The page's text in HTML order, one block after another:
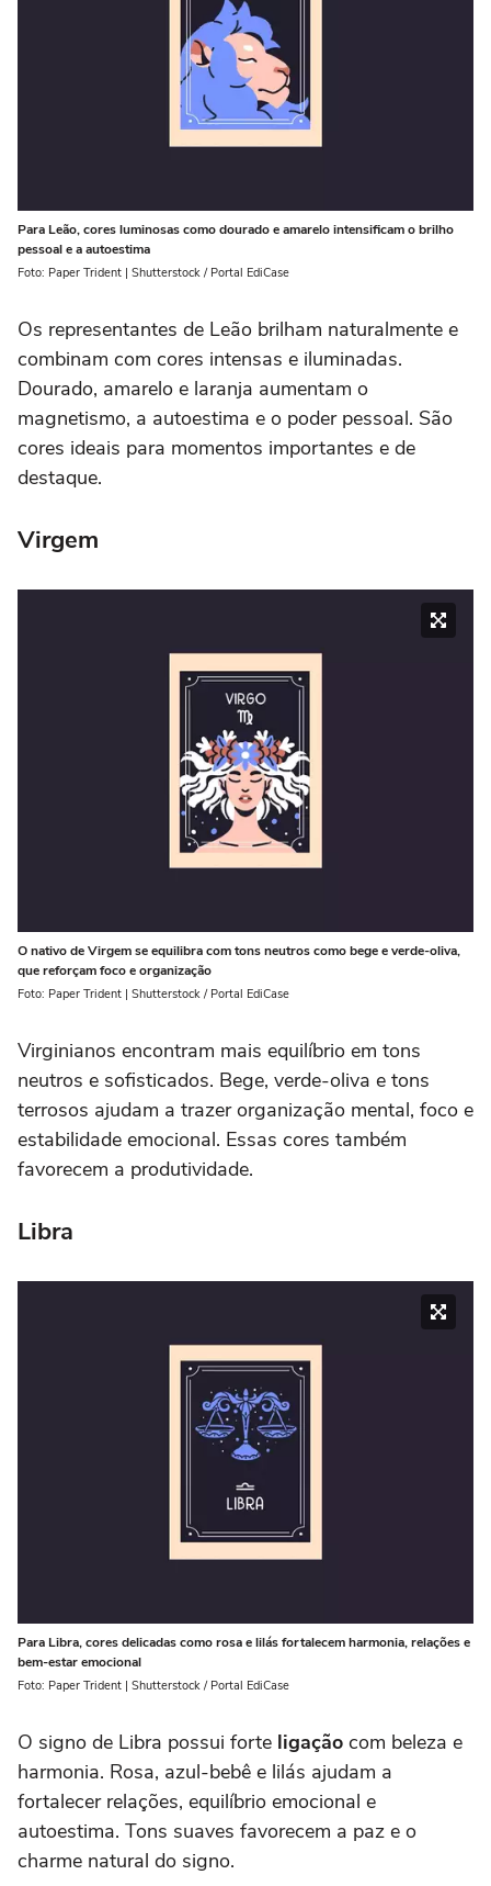
Para Leão, cores luminosas como dourado e amarelo intensificam o brilho
pessoal e a autoestima
Foto: Paper Trident | Shutterstock / Portal EdiCase
Os representantes de Leão brilham naturalmente e
combinam com cores intensas e iluminadas.
Dourado, amarelo e laranja aumentam o
magnetismo, a autoestima e o poder pessoal. São
cores ideais para momentos importantes e de
destaque.
Virgem
O nativo de Virgem se equilibra com tons neutros como bege e verde-oliva,
que reforçam foco e organização
Foto: Paper Trident | Shutterstock / Portal EdiCase
Virginianos encontram mais equilíbrio em tons
neutros e sofisticados. Bege, verde-oliva e tons
terrosos ajudam a trazer organização mental, foco e
estabilidade emocional. Essas cores também
favorecem a produtividade.
Libra
Para Libra, cores delicadas como rosa e lilás fortalecem harmonia, relações e
bem-estar emocional
Foto: Paper Trident | Shutterstock / Portal EdiCase
O signo de Libra possui forte ligação com beleza e
harmonia. Rosa, azul-bebê e lilás ajudam a
fortalecer relações, equilíbrio emocional e
autoestima. Tons suaves favorecem a paz e o
charme natural do signo.